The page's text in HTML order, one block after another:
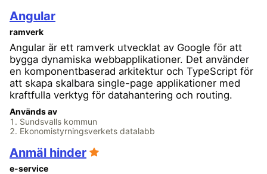
Angular
ramverk
Angular är ett ramverk utvecklat av Google för att
bygga dynamiska webbapplikationer. Det använder
en komponentbaserad arkitektur och TypeScript för
att skapa skalbara single-page applikationer med
kraftfulla verktyg för datahantering och routing.
Används av
Sundsvalls kommun
Ekonomistyrningsverkets datalabb
Anmäl hinder
e-service